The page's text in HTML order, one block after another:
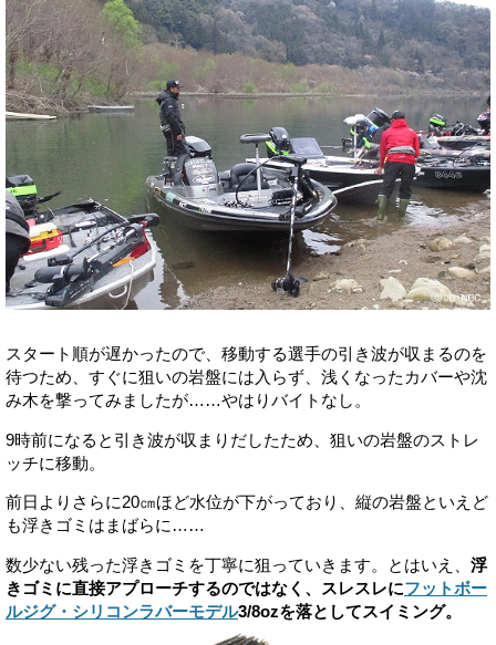
スタート順が遅かったので、移動する選手の引き波が収まるのを
待つため、すぐに狙いの岩盤には入らず、浅くなったカバーや沈
み木を撃ってみましたが……やはりバイトなし。
9時前になると引き波が収まりだしたため、狙いの岩盤のストレ
ッチに移動。
前日よりさらに20㎝ほど水位が下がっており、縦の岩盤といえど
も浮きゴミはまばらに……
数少ない残った浮きゴミを丁寧に狙っていきます。とはいえ、 浮
きゴミに直接アプローチするのではなく、スレスレにフットボー
ルジグ・シリコンラバーモデル3/8ozを落としてスイミング。